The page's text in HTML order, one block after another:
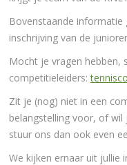
Bovenstaande
inschrijving van de
Mocht je vragen hebben,
competitieleiders:
Zit je (nog) niet in een
belangstelling voor, of
stuur ons dan ook even
We kijken ernaar uit jullie